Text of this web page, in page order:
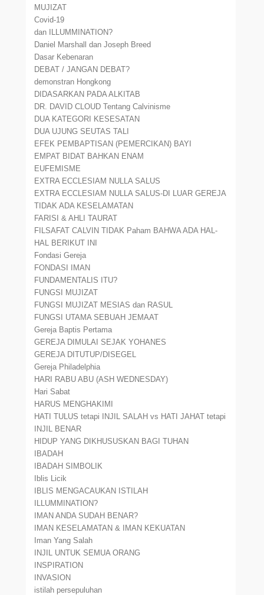
MUJIZAT
Covid-19
dan ILLUMMINATION?
Daniel Marshall dan Joseph Breed
Dasar Kebenaran
DEBAT / JANGAN DEBAT?
demonstran Hongkong
DIDASARKAN PADA ALKITAB
DR. DAVID CLOUD Tentang Calvinisme
DUA KATEGORI KESESATAN
DUA UJUNG SEUTAS TALI
EFEK PEMBAPTISAN (PEMERCIKAN) BAYI
EMPAT BIDAT BAHKAN ENAM
EUFEMISME
EXTRA ECCLESIAM NULLA SALUS
EXTRA ECCLESIAM NULLA SALUS-DI LUAR GEREJA
TIDAK ADA KESELAMATAN
FARISI & AHLI TAURAT
FILSAFAT CALVIN TIDAK Paham BAHWA ADA HAL-
HAL BERIKUT INI
Fondasi Gereja
FONDASI IMAN
FUNDAMENTALIS ITU?
FUNGSI MUJIZAT
FUNGSI MUJIZAT MESIAS dan RASUL
FUNGSI UTAMA SEBUAH JEMAAT
Gereja Baptis Pertama
GEREJA DIMULAI SEJAK YOHANES
GEREJA DITUTUP/DISEGEL
Gereja Philadelphia
HARI RABU ABU (ASH WEDNESDAY)
Hari Sabat
HARUS MENGHAKIMI
HATI TULUS tetapi INJIL SALAH vs HATI JAHAT tetapi
INJIL BENAR
HIDUP YANG DIKHUSUSKAN BAGI TUHAN
IBADAH
IBADAH SIMBOLIK
Iblis Licik
IBLIS MENGACAUKAN ISTILAH
ILLUMMINATION?
IMAN ANDA SUDAH BENAR?
IMAN KESELAMATAN & IMAN KEKUATAN
Iman Yang Salah
INJIL UNTUK SEMUA ORANG
INSPIRATION
INVASION
istilah persepuluhan